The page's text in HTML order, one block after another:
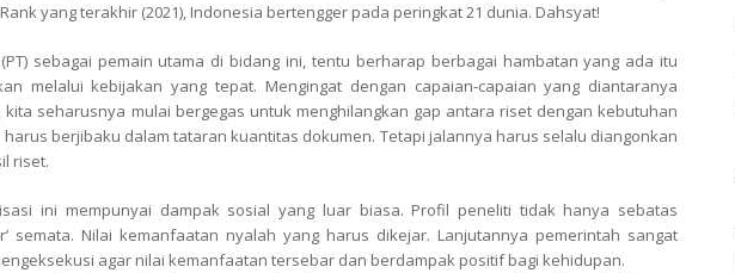
yang terakhir (2021), Indonesia bertengger pada peringkat 21 dunia. Dahsyat!
sebagai pemain utama di bidang ini, tentu berharap berbagai hambatan yang ada itu
melalui kebijakan yang tepat. Mengingat dengan capaian-capaian yang diantaranya
seharusnya mulai bergegas untuk menghilangkan gap antara riset dengan kebutuhan
harus berjibaku dalam tataran kuantitas dokumen. Tetapi jalannya harus selalu diangonkan
riset.
ini mempunyai dampak sosial yang luar biasa. Profil peneliti tidak hanya sebatas
semata. Nilai kemanfaatan nyalah yang harus dikejar. Lanjutannya pemerintah sangat
agar nilai kemanfaatan tersebar dan berdampak positif bagi kehidupan.